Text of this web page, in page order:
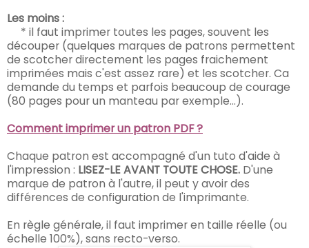
Les moins :
* il faut imprimer toutes les pages, souvent les
découper (quelques marques de patrons permettent
de scotcher directement les pages fraichement
imprimées mais c'est assez rare) et les scotcher. Ca
demande du temps et parfois beaucoup de courage
(80 pages pour un manteau par exemple...).
Comment imprimer un patron PDF ?
Chaque patron est accompagné d'un tuto d'aide à
l'impression : LISEZ-LE AVANT TOUTE CHOSE. D'une
marque de patron à l'autre, il peut y avoir des
différences de configuration de l'imprimante.
En règle générale, il faut imprimer en taille réelle (ou
échelle 100%), sans recto-verso.